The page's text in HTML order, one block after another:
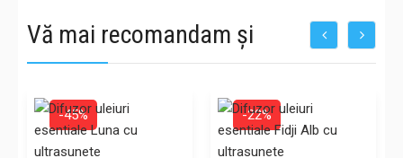
Vă mai recomandam și
-45% -22%